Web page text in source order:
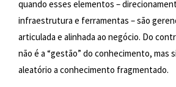
quando esses elementos –
infraestrutura e ferramentas – são
articulada e alinhada ao negócio. Do
não é a “gestão” do conhecimento, mas
aleatório a conhecimento fragmentado.